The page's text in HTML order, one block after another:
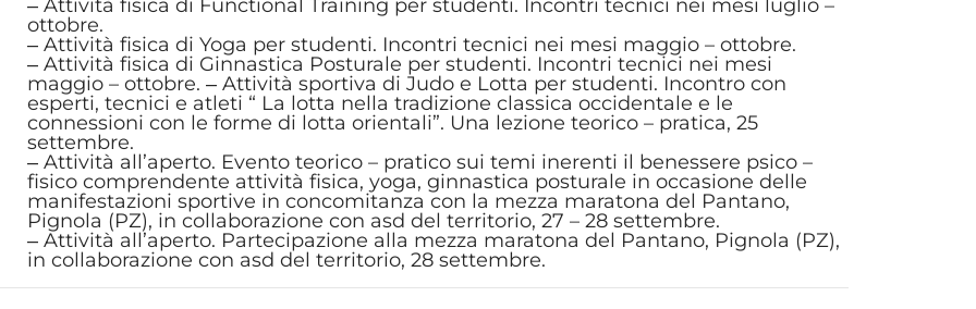
‒ Attività fisica di Functional Training per studenti. Incontri tecnici nei mesi luglio –
ottobre.
‒ Attività fisica di Yoga per studenti. Incontri tecnici nei mesi maggio – ottobre.
‒ Attività fisica di Ginnastica Posturale per studenti. Incontri tecnici nei mesi
maggio – ottobre. ‒ Attività sportiva di Judo e Lotta per studenti. Incontro con
esperti, tecnici e atleti “ La lotta nella tradizione classica occidentale e le
connessioni con le forme di lotta orientali”. Una lezione teorico – pratica, 25
settembre.
‒ Attività all’aperto. Evento teorico – pratico sui temi inerenti il benessere psico –
fisico comprendente attività fisica, yoga, ginnastica posturale in occasione delle
manifestazioni sportive in concomitanza con la mezza maratona del Pantano,
Pignola (PZ), in collaborazione con asd del territorio, 27 – 28 settembre.
‒ Attività all’aperto. Partecipazione alla mezza maratona del Pantano, Pignola (PZ),
in collaborazione con asd del territorio, 28 settembre.